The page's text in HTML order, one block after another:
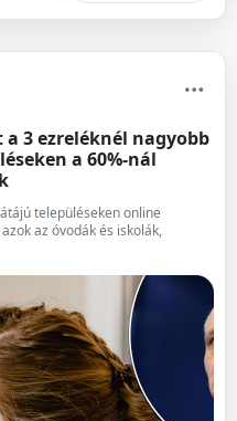
3 ezreléknél nagyobb
a 60%-nál
településeken online
az óvodák és iskolák,